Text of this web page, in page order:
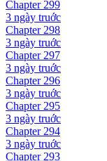
Chapter299
3 ngày truớc
Chapter298
3 ngày truớc
Chapter297
3 ngày truớc
Chapter296
3 ngày truớc
Chapter295
3 ngày truớc
Chapter294
3 ngày truớc
Chapter293